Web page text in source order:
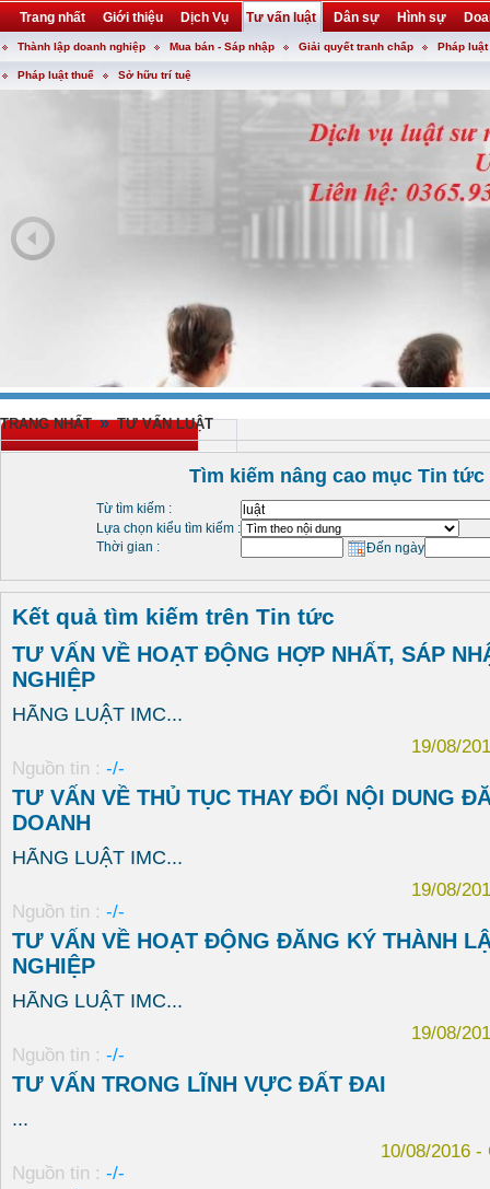
Trang nhất Giới thiệu Dịch Vụ Tư vấn luật Dân sự Hình sự
Khuyến mại Liên hệ forum utility
Thành lập doanh nghiệp Mua bán - Sáp nhập Giải quyết tranh chấp Pháp
Pháp luật thuế Sở hữu trí tuệ
TRANG NHẤT » TƯ VẤN LUẬT
Tìm kiếm nâng cao mục Tin tức
Từ tìm kiếm :
Lựa chọn kiểu tìm kiếm :
Thời gian :
Đến ngày
Kết quả tìm kiếm trên Tin tức
TƯ VẤN VỀ HOẠT ĐỘNG HỢP NHẤT, SÁP
NGHIỆP
HÃNG LUẬT IMC...
19/08/
Nguồn tin : -/-
TƯ VẤN VỀ THỦ TỤC THAY ĐỔI NỘI DUNG
DOANH
HÃNG LUẬT IMC...
19/08/
Nguồn tin : -/-
TƯ VẤN VỀ HOẠT ĐỘNG ĐĂNG KÝ THÀNH
NGHIỆP
HÃNG LUẬT IMC...
19/08/
Nguồn tin : -/-
TƯ VẤN TRONG LĨNH VỰC ĐẤT ĐAI
...
10/08/2016 -
Nguồn tin : -/-